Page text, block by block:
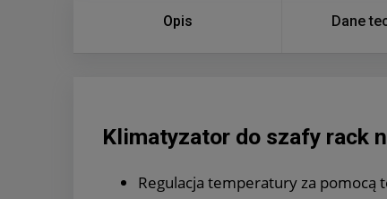
Opis Dane
Klimatyzator do szafy rack
Regulacja temperatury za